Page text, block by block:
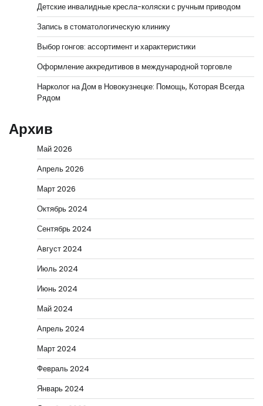
Детские инвалидные кресла-коляски с ручным приводом
Запись в стоматологическую клинику
Выбор гонгов: ассортимент и характеристики
Оформление аккредитивов в международной торговле
Нарколог на Дом в Новокузнецке: Помощь, Которая Всегда
Рядом
Архив
Май 2026
Апрель 2026
Март 2026
Октябрь 2024
Сентябрь 2024
Август 2024
Июль 2024
Июнь 2024
Май 2024
Апрель 2024
Март 2024
Февраль 2024
Январь 2024